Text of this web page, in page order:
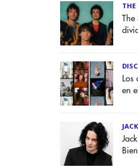
THE
The
Los
en